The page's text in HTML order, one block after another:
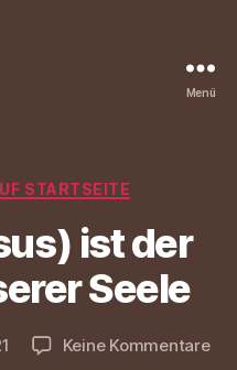
Menü
STARTSEITE
ist der
Seele
Keine Kommentarezu